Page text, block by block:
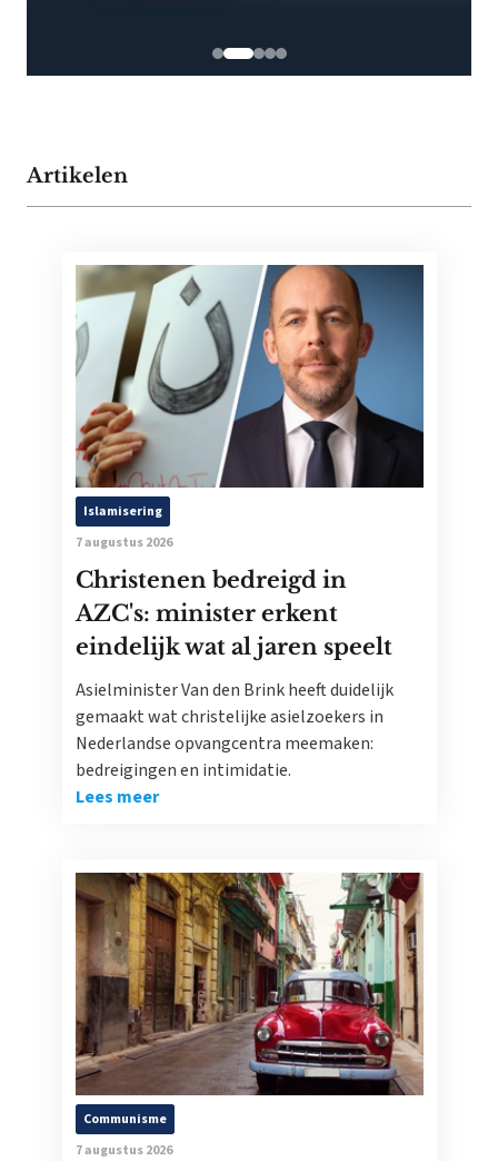
Artikelen
Islamisering
7 augustus 2026
Christenen bedreigd in
AZC's: minister erkent
eindelijk wat al jaren speelt
Asielminister Van den Brink heeft duidelijk
gemaakt wat christelijke asielzoekers in
Nederlandse opvangcentra meemaken:
bedreigingen en intimidatie.
Lees meer
Communisme
7 augustus 2026